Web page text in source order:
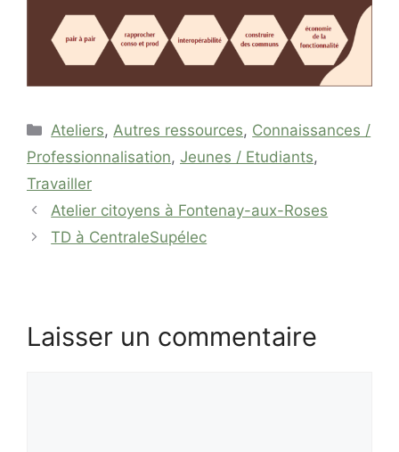
Catégories
Ateliers, Autres ressources, Connaissances /
Professionnalisation, Jeunes / Etudiants,
Travailler
Atelier citoyens à Fontenay-aux-Roses
TD à CentraleSupélec
Laisser un commentaire